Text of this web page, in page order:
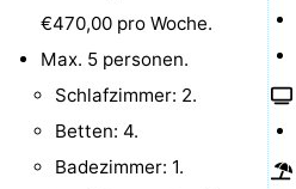
Sportangeln
Haifischzähne
Seehunden
Essen
und
Veranstaltungen
€470,00 pro Woche.
Max. 5 personen.
Schlafzimmer: 2.
Betten: 4.
Badezimmer: 1.